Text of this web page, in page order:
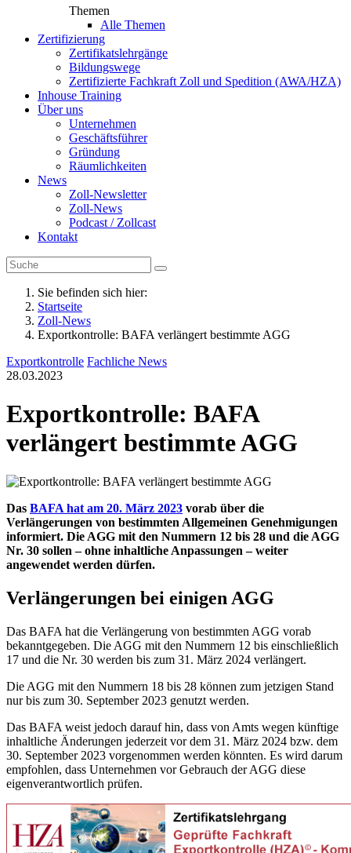
Themen
Alle Themen
Zertifizierung
Zertifikatslehrgänge
Bildungswege
Zertifizierte Fachkraft Zoll und Spedition (AWA/HZA)
Inhouse Training
Über uns
Unternehmen
Geschäftsführer
Gründung
Räumlichkeiten
News
Zoll-Newsletter
Zoll-News
Podcast / Zollcast
Kontakt
Sie befinden sich hier:
Startseite
Zoll-News
Exportkontrolle: BAFA verlängert bestimmte AGG
Exportkontrolle Fachliche News
28.03.2023
Exportkontrolle: BAFA
verlängert bestimmte AGG
Das BAFA hat am 20. März 2023 vorab über die
Verlängerungen von bestimmten Allgemeinen Genehmigungen
informiert. Die AGG mit den Nummern 12 bis 28 und die AGG
Nr. 30 sollen – ohne inhaltliche Anpassungen – weiter
angewendet werden dürfen.
Verlängerungen bei einigen AGG
Das BAFA hat die Verlängerung von bestimmten AGG vorab
bekanntgegeben. Die AGG mit den Nummern 12 bis einschließlich
17 und die Nr. 30 werden bis zum 31. März 2024 verlängert.
Die AGG mit den Nummern 18 bis 28 können zum jetzigen Stand
nur bis zum 30. September 2023 genutzt werden.
Das BAFA weist jedoch darauf hin, dass von Amts wegen künftige
inhaltliche Änderungen jederzeit vor dem 31. März 2024 bzw. dem
30. September 2023 vorgenommen werden könnten. Es wird darum
empfohlen, dass Unternehmen vor Gebrauch der AGG diese
eigenverantwortlich prüfen.